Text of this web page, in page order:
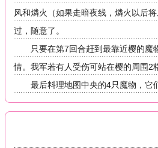
风和燐火（如果走暗夜线，燐火以后
过，随意了。
只要在第7回合赶到最靠近樱的
情。我军若有人受伤可站在樱的周围2
最后料理地图中央的4只魔物，它